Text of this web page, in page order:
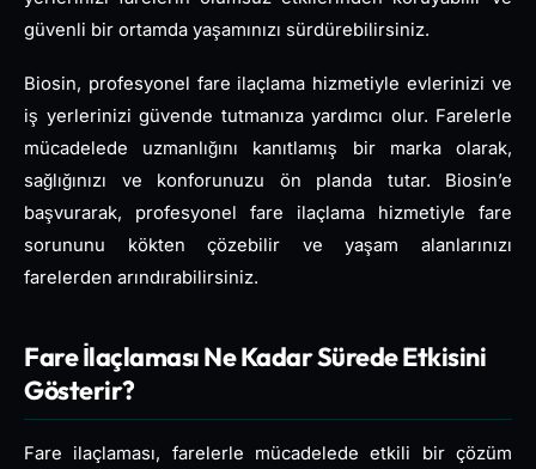
güvenli bir ortamda yaşamınızı sürdürebilirsiniz.
Biosin, profesyonel fare ilaçlama hizmetiyle evlerinizi ve
iş yerlerinizi güvende tutmanıza yardımcı olur. Farelerle
mücadelede uzmanlığını kanıtlamış bir marka olarak,
sağlığınızı ve konforunuzu ön planda tutar. Biosin’e
başvurarak, profesyonel fare ilaçlama hizmetiyle fare
sorununu kökten çözebilir ve yaşam alanlarınızı
farelerden arındırabilirsiniz.
Fare İlaçlaması Ne Kadar Sürede Etkisini
Gösterir?
Fare ilaçlaması, farelerle mücadelede etkili bir çözüm